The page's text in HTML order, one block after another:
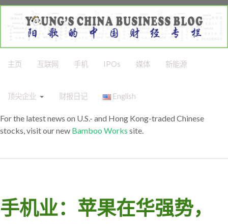
主页 互联网 手机 IPOs 媒体 新能源
顶尖企业 财报日记 English
For the latest news on U.S.- and Hong Kong-traded Chinese
stocks, visit our new Bamboo Works site.
手机业：苹果在华强势，